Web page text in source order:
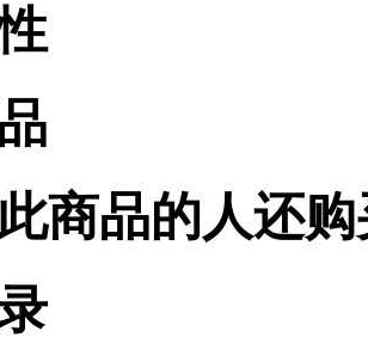
商品的人还